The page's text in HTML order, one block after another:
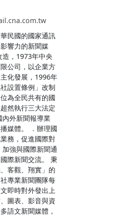
民國的國家通訊
響力的新聞媒
，1973年中央
公司，以企業方
化發展，1996年
設置條例」改制
為全民共有的國
然執行三大法定
外新聞報導業
媒體。 ．辦理國
務，促進國際對
強與國際新聞通
際新聞交流。 秉
客觀、翔實」的
專業新聞團隊每
即時對外發出上
圖表、影音與資
語文新聞媒體，